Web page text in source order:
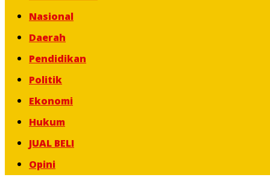
Nasional
Daerah
Pendidikan
Politik
Ekonomi
Hukum
JUAL BELI
Opini